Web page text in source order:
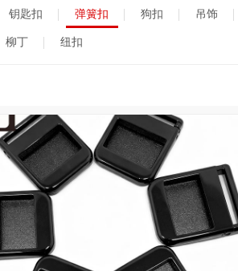
钥匙扣 弹簧扣 狗扣 吊饰
柳丁 纽扣